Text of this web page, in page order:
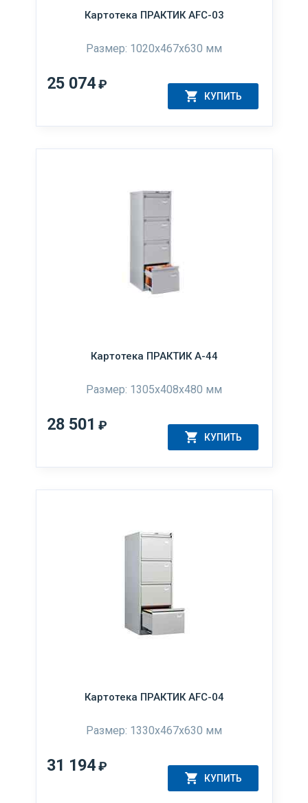
Картотека ПРАКТИК AFC-03
Размер: 1020x467x630 мм
25 074₽
КУПИТЬ
Картотека ПРАКТИК А-44
Размер: 1305x408x480 мм
28 501 ₽
КУПИТЬ
Картотека ПРАКТИК AFC-04
Размер: 1330x467x630 мм
31 194₽
КУПИТЬ